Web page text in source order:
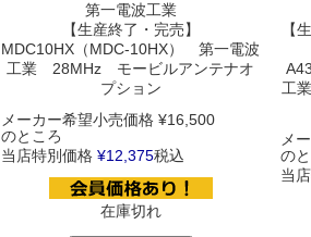
第一電波工業
【生産終了・完売】
MDC10HX（MDC-10HX） 第一電波
工業 28MHz モービルアンテナオ
プション
メーカー希望小売価格 ¥16,500
のところ
当店特別価格 ¥12,375税込
在庫切れ
【
工
メ
の
当